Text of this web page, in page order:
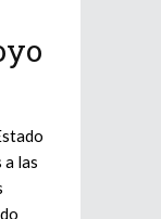
las